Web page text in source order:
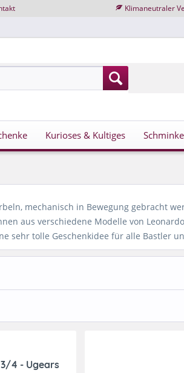
Klimaneutraler
Kurioses & Kultiges
mechanisch in Bewegung gebracht
aus verschiedene Modelle von
sehr tolle Geschenkidee für alle Bastler
4 - Ugears